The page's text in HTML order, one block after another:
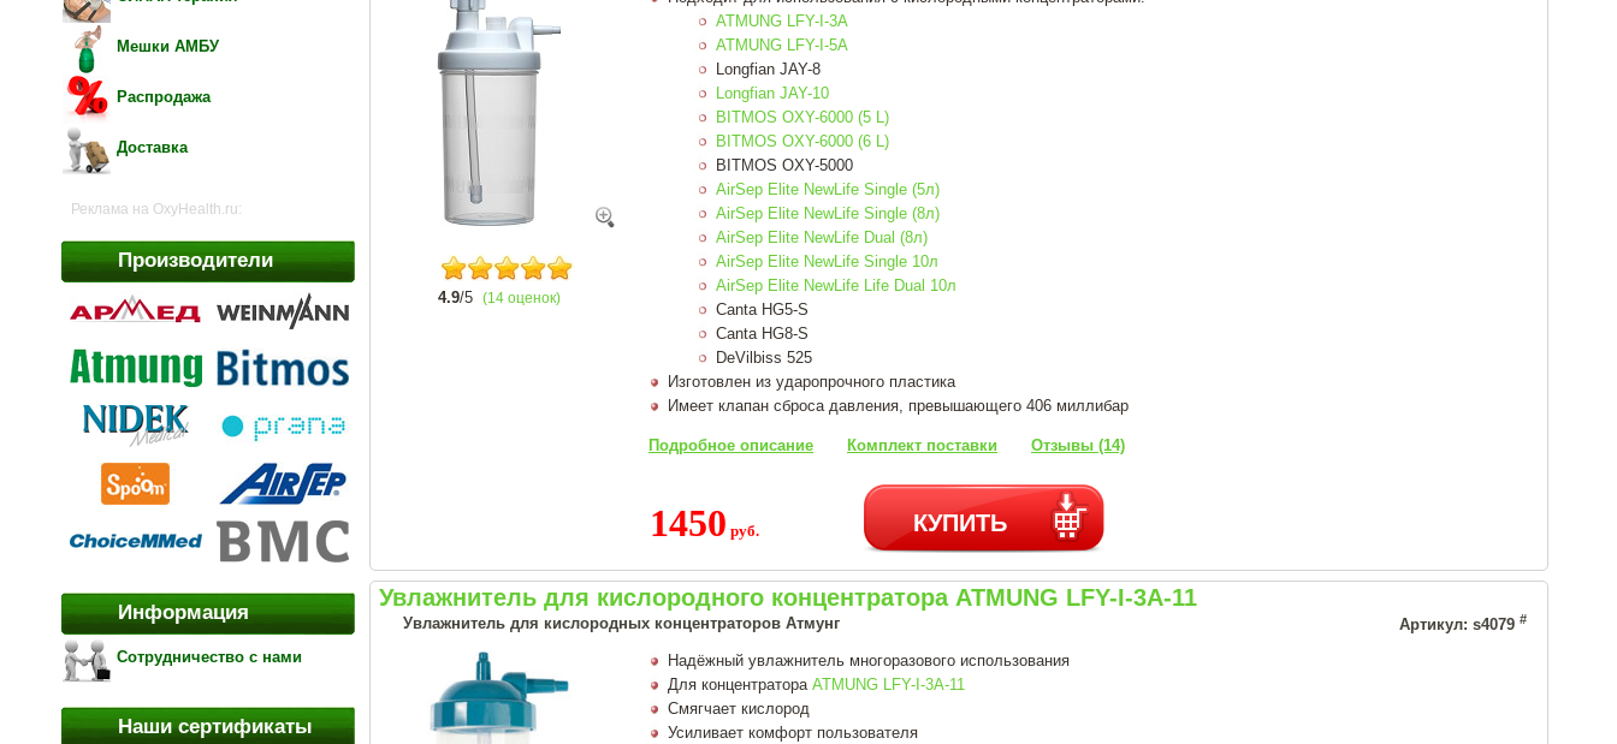
Мешки АМБУ
Распродажа
Доставка
Реклама на OxyHealth.ru:
Производители
Информация
Сотрудничество с нами
Наши сертификаты
4.9/5 (14 оценок)
ATMUNG LFY-I-3A
ATMUNG LFY-I-5A
Longfian JAY-8
Longfian JAY-10
BITMOS OXY-6000 (5 L)
BITMOS OXY-6000 (6 L)
BITMOS OXY-5000
AirSep Elite NewLife Single (5л)
AirSep Elite NewLife Single (8л)
AirSep Elite NewLife Dual (8л)
AirSep Elite NewLife Single 10л
AirSep Elite NewLife Life Dual 10л
Canta HG5-S
Canta HG8-S
DeVilbiss 525
Изготовлен из ударопрочного пластика
Имеет клапан сброса давления, превышающего 406 миллибар
Подробное описание Комплект поставки Отзывы (14)
1450 руб. КУПИТЬ
Увлажнитель для кислородного концентратора ATMUNG LFY-I-3A-11
Увлажнитель для кислородных концентраторов Атмунг Артикул: s4079 #
Надёжный увлажнитель многоразового использования
Для концентратора ATMUNG LFY-I-3A-11
Смягчает кислород
Усиливает комфорт пользователя